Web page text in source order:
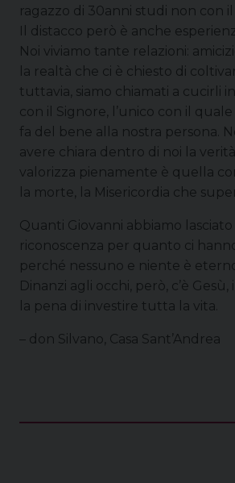
ragazzo di 30anni studi non con
Il distacco però è anche
Noi viviamo tante relazioni:
la realtà che ci è chiesto di
tuttavia, siamo chiamati a cucirli
con il Signore, l’unico con il
fa del bene alla nostra persona.
avere chiara dentro di noi la
valorizza pienamente è quella
la morte, la Misericordia che
Quanti Giovanni abbiamo
riconoscenza per quanto ci
perché nessuno e niente è
Dinanzi agli occhi, però, c’è
la pena di investire tutta la vita.
– don Silvano, Casa Sant’Andrea